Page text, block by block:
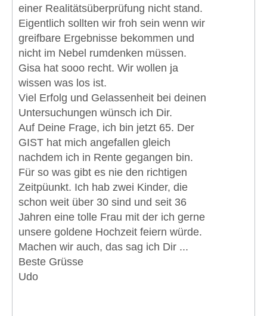
einer Realitätsüberprüfung nicht stand.
Eigentlich sollten wir froh sein wenn wir
greifbare Ergebnisse bekommen und
nicht im Nebel rumdenken müssen.
Gisa hat sooo recht. Wir wollen ja
wissen was los ist.
Viel Erfolg und Gelassenheit bei deinen
Untersuchungen wünsch ich Dir.
Auf Deine Frage, ich bin jetzt 65. Der
GIST hat mich angefallen gleich
nachdem ich in Rente gegangen bin.
Für so was gibt es nie den richtigen
Zeitpüunkt. Ich hab zwei Kinder, die
schon weit über 30 sind und seit 36
Jahren eine tolle Frau mit der ich gerne
unsere goldene Hochzeit feiern würde.
Machen wir auch, das sag ich Dir ...
Beste Grüsse
Udo